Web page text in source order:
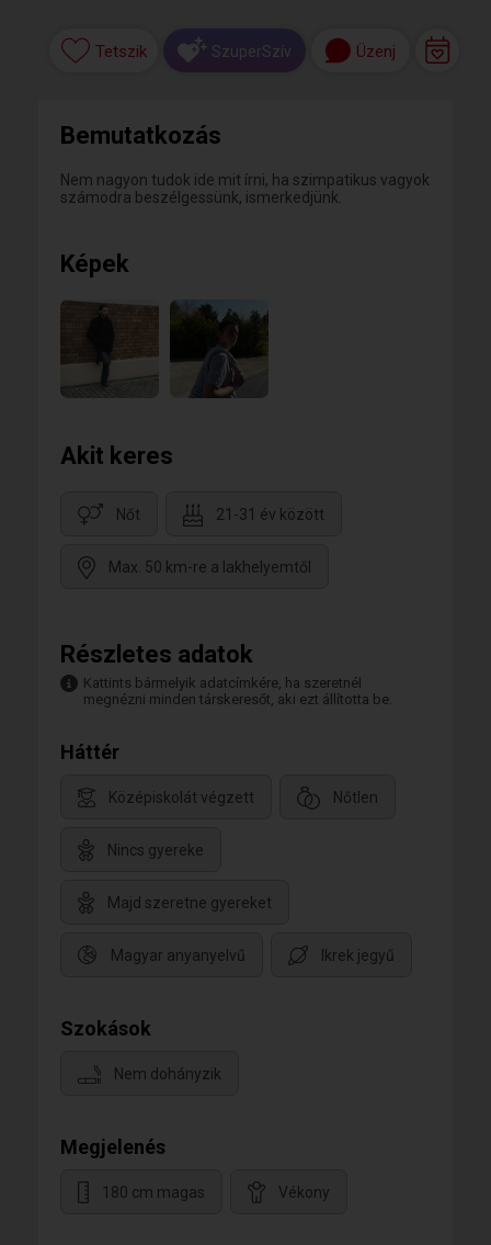
Tetszik SzuperSzív Üzenj
Bemutatkozás
Nem nagyon tudok ide mit írni, ha szimpatikus vagyok
számodra beszélgessünk, ismerkedjünk.
Képek
Akit keres
Nőt 21-31 év között
Max. 50 km-re a lakhelyemtől
Részletes adatok
Kattints bármelyik adatcímkére, ha szeretnél
megnézni minden társkeresőt, aki ezt állította be.
Háttér
Középiskolát végzett Nőtlen
Nincs gyereke
Majd szeretne gyereket
Magyar anyanyelvű Ikrek jegyű
Szokások
Nem dohányzik
Megjelenés
180 cm magas Vékony